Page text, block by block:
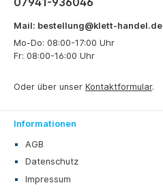
Mail: bestellung@klett-handel.de
Mo-Do: 08:00-17:00 Uhr
Fr: 08:00-16:00 Uhr
Oder über unser Kontaktformular.
Informationen
AGB
Datenschutz
Impressum